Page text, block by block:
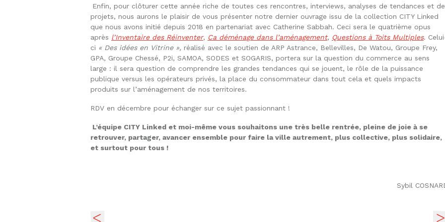
Enfin, pour clôturer cette année riche de toutes ces rencontres, interviews, analyses de tendances et de
projets, nous aurons le plaisir de vous présenter notre dernier ouvrage issu de la collection CITY Linked
que nous avons initié depuis 2018 en partenariat avec Catherine Sabbah. Ceci sera le quatrième opus
après l’Inventaire des Réinventer, Ca déménage dans l’aménagement, Questions à Toits Multiples.
ci « Des idées en Vitrine », réalisé avec le soutien de ARP Astrance, Bellevilles, De Watou, Groupe Frey,
GPA, Groupe Chessé, P2i, SAMOA, SODES et SOGARIS, portera sur la question du commerce au sens
large : il sera question de comprendre les grandes tendances qui se jouent, le rôle de la puissance
publique versus les opérateurs privés, la place du consommateur dans tout cela et quels impacts
produits sur l’aménagement de nos territoires.
RDV en décembre pour échanger sur ce sujet passionnant !
L’équipe CITY Linked et moi-même vous souhaitons une très belle rentrée, pleine de joie à se
retrouver, partager, avancer ensemble pour faire la ville autrement, plus collective, plus solidaire,
et surtout pour tous !
Sybil